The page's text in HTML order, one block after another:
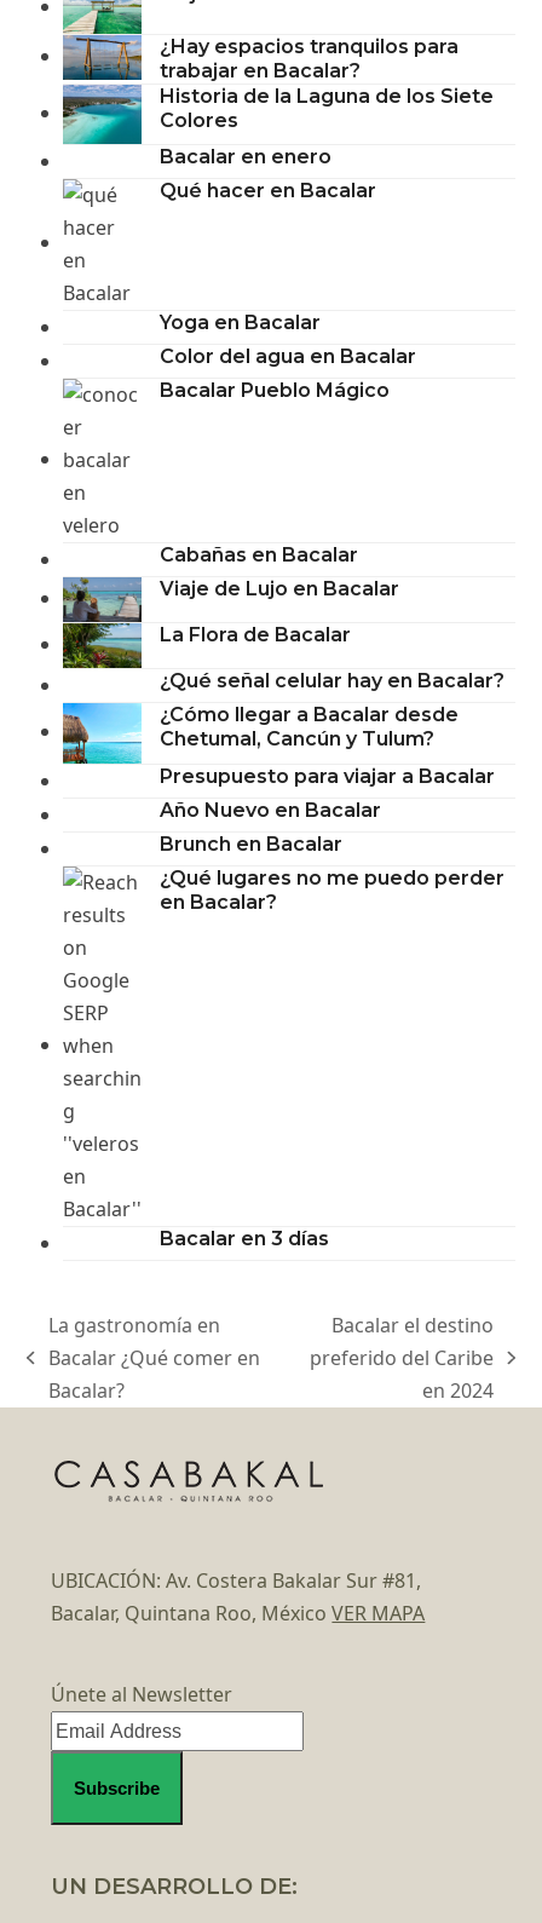
¿Hay espacios tranquilos para
trabajar en Bacalar?
Historia de la Laguna de los Siete
Colores
Bacalar en enero
Qué hacer en Bacalar
Yoga en Bacalar
Color del agua en Bacalar
Bacalar Pueblo Mágico
Cabañas en Bacalar
Viaje de Lujo en Bacalar
La Flora de Bacalar
¿Qué señal celular hay en Bacalar?
¿Cómo llegar a Bacalar desde
Chetumal, Cancún y Tulum?
Presupuesto para viajar a Bacalar
Año Nuevo en Bacalar
Brunch en Bacalar
¿Qué lugares no me puedo perder
en Bacalar?
Bacalar en 3 días
previous
post:
La gastronomía en
Bacalar ¿Qué comer en
Bacalar?
next
post:
Bacalar el destino
preferido del Caribe
en 2024
UBICACIÓN: Av. Costera Bakalar Sur #81,
Bacalar, Quintana Roo, MéxicoVER MAPA
Únete al Newsletter
UN DESARROLLO DE: